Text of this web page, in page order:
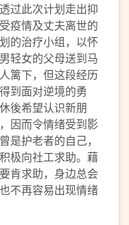
过此次计划走出抑
疫情及丈夫离世的
的治疗小组，以怀
轻女的父母送到马
篱下，但这段经历
到面对逆境的勇
後希望认识新朋
因而令情绪受到影
是护老者的自己，
极向社工求助。藉
肯求助，身边总会
不再容易出现情绪